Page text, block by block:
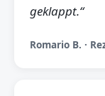
geklappt.“
Romario B. ·